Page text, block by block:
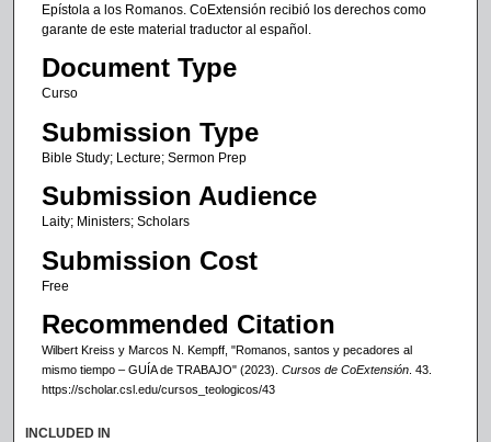
Epístola a los Romanos. CoExtensión recibió los derechos como
garante de este material traductor al español.
Document Type
Curso
Submission Type
Bible Study; Lecture; Sermon Prep
Submission Audience
Laity; Ministers; Scholars
Submission Cost
Free
Recommended Citation
Wilbert Kreiss y Marcos N. Kempff, "Romanos, santos y pecadores al
mismo tiempo – GUÍA de TRABAJO" (2023). Cursos de CoExtensión. 43.
https://scholar.csl.edu/cursos_teologicos/43
INCLUDED IN